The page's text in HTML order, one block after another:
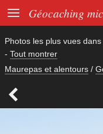
 Géocaching
Photos les plus vues
- Tout montrer
Maurepas et alentours /
